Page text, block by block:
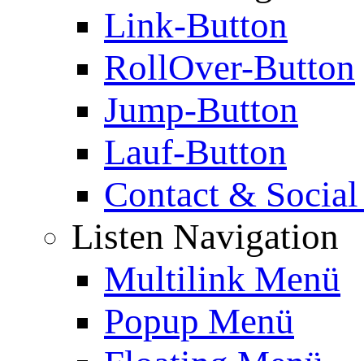
Link-Button
RollOver-Button
Jump-Button
Lauf-Button
Contact &
Listen Navigation
Multilink Menü
Popup Menü